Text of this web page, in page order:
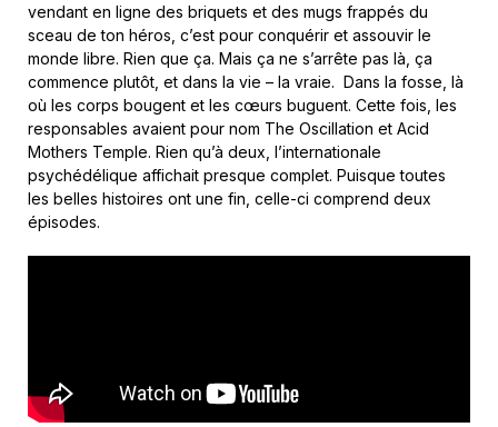
vendant en ligne des briquets et des mugs frappés du
sceau de ton héros, c’est pour conquérir et assouvir le
monde libre. Rien que ça. Mais ça ne s’arrête pas là, ça
commence plutôt, et dans la vie – la vraie. Dans la fosse, là
où les corps bougent et les cœurs buguent. Cette fois, les
responsables avaient pour nom The Oscillation et Acid
Mothers Temple. Rien qu’à deux, l’internationale
psychédélique affichait presque complet. Puisque toutes
les belles histoires ont une fin, celle-ci comprend deux
épisodes.